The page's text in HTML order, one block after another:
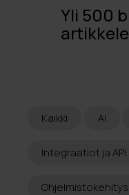
Yli 500
Kaikki AI
Integraatiot ja API
Ohjelmistokehitys